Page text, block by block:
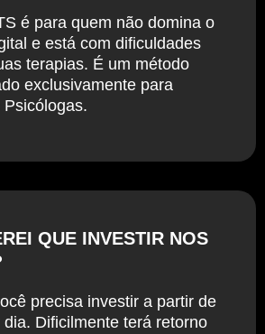
é para quem não domina o
e está com dificuldades
terapias. É um método
exclusivamente para
Psicólogas.
QUE INVESTIR NOS
precisa investir a partir de
Dificilmente terá retorno